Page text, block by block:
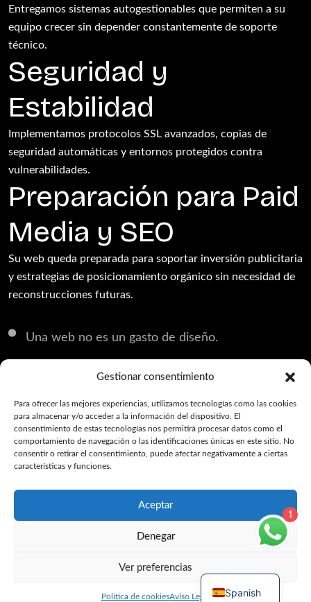
Gestionar consentimiento
Para ofrecer las mejores experiencias, utilizamos tecnologías como las cookies
para almacenar y/o acceder a la información del dispositivo. El
consentimiento de estas tecnologías nos permitirá procesar datos como el
comportamiento de navegación o las identificaciones únicas en este sitio. No
consentir o retirar el consentimiento, puede afectar negativamente a ciertas
características y funciones.
Aceptar
Denegar
Ver preferencias
Política de cookiesAviso Legal
Entregamos sistemas autogestionables que permiten a su
equipo crecer sin depender constantemente de soporte
técnico.
Seguridad y
Estabilidad
Implementamos protocolos SSL avanzados, copias de
seguridad automáticas y entornos protegidos contra
vulnerabilidades.
Preparación para Paid
Media y SEO
Su web queda preparada para soportar inversión publicitaria
y estrategias de posicionamiento orgánico sin necesidad de
reconstrucciones futuras.
Una web no es un gasto de diseño.
Es la base sobre la que se construye su captación
Si va a invertir en publicidad, primero necesita
una infraestructura que convierta.
Copyright © 2025 Cruv All Rights Reserved.
1
Spanish